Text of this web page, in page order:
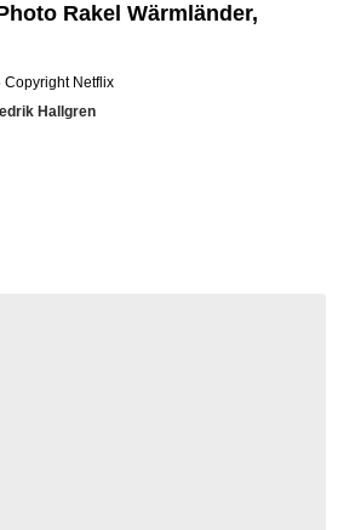
Rakel Wärmländer,
Copyright Netflix
Hallgren